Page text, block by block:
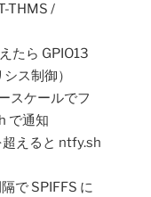
THMS /
たら GPIO13
ス制御）
スケールでフ
で通知
超えると ntfy.sh
で SPIFFS に